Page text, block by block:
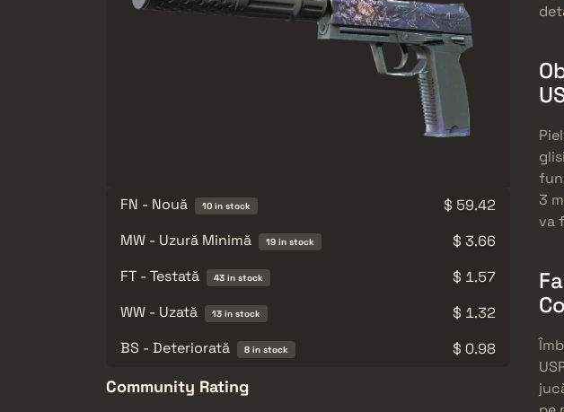
FN - Nouă 10 in stock
$ 59.42
MW - Uzură Minimă
19 in stock
$ 3.66
FT - Testată
43 in stock
$ 1.57
WW - Uzată
13 in stock
$ 1.32
BS - Deteriorată
8 in stock $ 0.98
Community Rating
3
va